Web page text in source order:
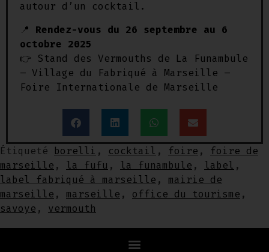
autour d’un cocktail.
📍 Rendez-vous du 26 septembre au 6
octobre 2025
👉 Stand des Vermouths de La Funambule
– Village du Fabriqué à Marseille –
Foire Internationale de Marseille
Étiqueté borelli , cocktail , foire ,
foire de
marseille , la fufu , la funambule , label ,
label fabriqué à marseille , mairie de
marseille , marseille , office du tourisme ,
savoye , vermouth